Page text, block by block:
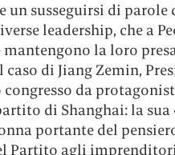
un susseguirsi di parole
leadership, che a
la loro
di Jiang Zemin,
da
di Shanghai: la sua
portante del
Partito agli